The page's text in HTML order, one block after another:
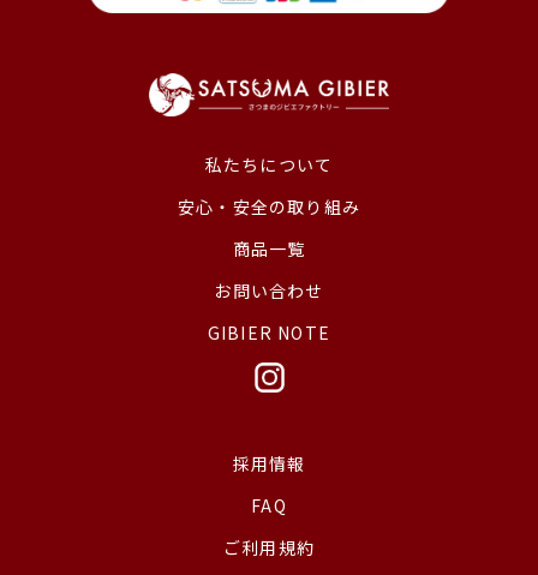
私たちについて
安心・安全の取り組み
商品一覧
お問い合わせ
GIBIER NOTE
採用情報
FAQ
ご利用規約